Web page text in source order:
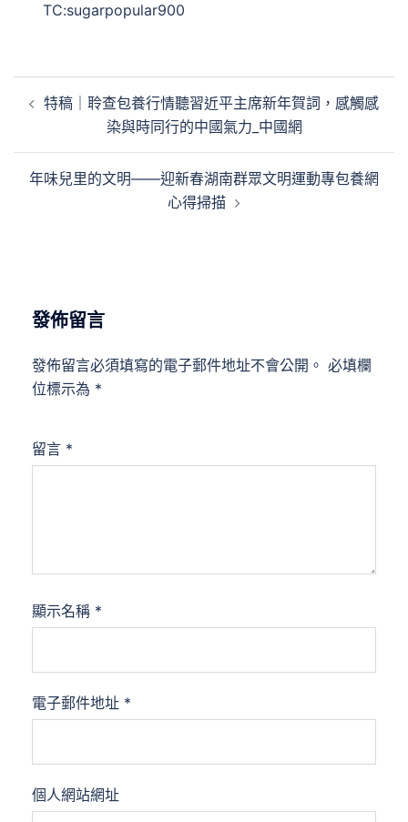
TC:sugarpopular900
章
覽
特稿｜聆查包養行情聽習近平主席新年賀詞，感觸感
染與時同行的中國氣力_中國網
年味兒里的文明——迎新春湖南群眾文明運動專包養網
心得掃描
發佈留言
發佈留言必須填寫的電子郵件地址不會公開。 必填欄
位標示為 *
留言 *
顯示名稱 *
電子郵件地址 *
個人網站網址